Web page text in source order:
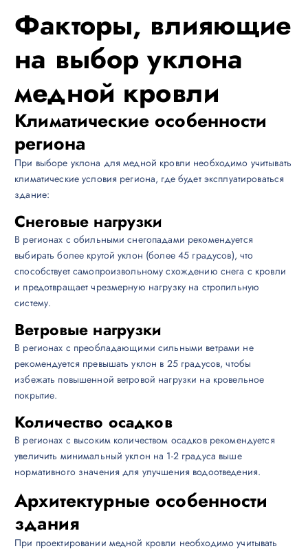
Факторы, влияющие
на выбор уклона
медной кровли
Климатические особенности
региона
При выборе уклона для медной кровли необходимо учитывать
климатические условия региона, где будет эксплуатироваться
здание:
Снеговые нагрузки
В регионах с обильными снегопадами рекомендуется
выбирать более крутой уклон (более 45 градусов), что
способствует самопроизвольному схождению снега с кровли
и предотвращает чрезмерную нагрузку на стропильную
систему.
Ветровые нагрузки
В регионах с преобладающими сильными ветрами не
рекомендуется превышать уклон в 25 градусов, чтобы
избежать повышенной ветровой нагрузки на кровельное
покрытие.
Количество осадков
В регионах с высоким количеством осадков рекомендуется
увеличить минимальный уклон на 1-2 градуса выше
нормативного значения для улучшения водоотведения.
Архитектурные особенности
здания
При проектировании медной кровли необходимо учитывать